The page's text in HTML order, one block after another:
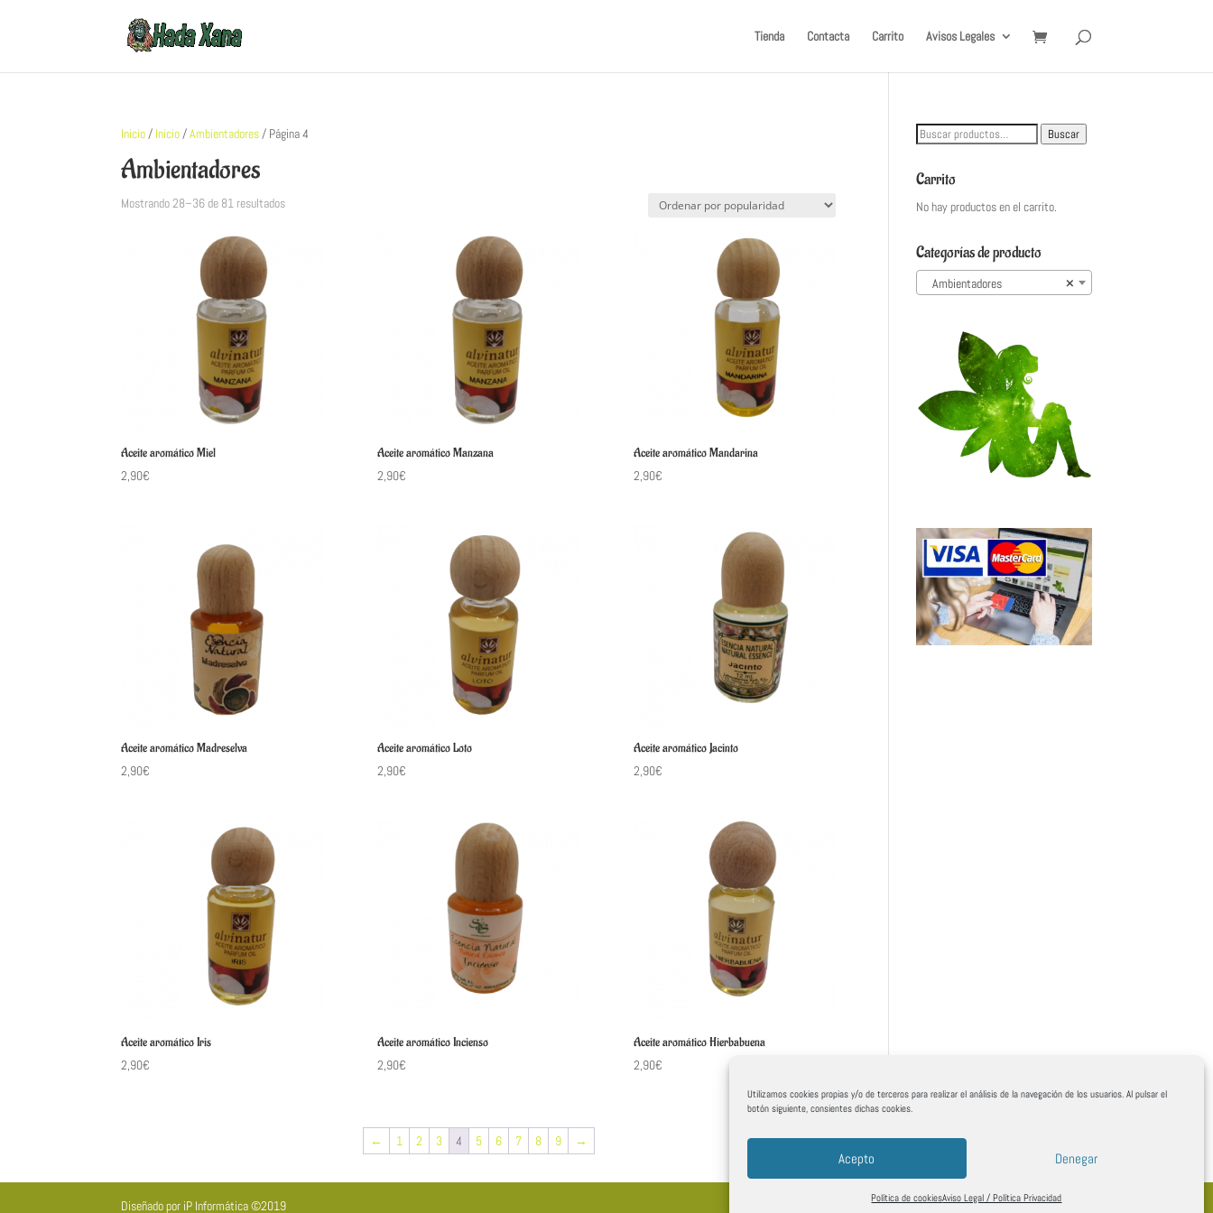
Utilizamos cookies propias y/o de terceros para realizar el análisis de la navegación de los usuarios. Al pulsar el
botón siguiente, consientes dichas cookies.
Acepto Denegar
Política de cookiesAviso Legal / Política Privacidad
Tienda Contacta Carrito Avisos Legales
Inicio/ Inicio/Ambientadores/ Página 4
Ambientadores
Mostrando 28–36 de 81 resultados
Aceite aromático Miel
2,90€
Aceite aromático Manzana
2,90€
Aceite aromático Mandarina
2,90€
Aceite aromático Madreselva
2,90€
Aceite aromático Loto
2,90€
Aceite aromático Jacinto
2,90€
Aceite aromático Iris
2,90€
Aceite aromático Incienso
2,90€
Aceite aromático Hierbabuena
2,90€
← 1 2 3 4 5 6 7 8 9 →
Buscar
Buscar
Carrito
No hay productos en el carrito.
Categorías de producto
×
Ambientadores
Diseñado por iP Informática ©2019